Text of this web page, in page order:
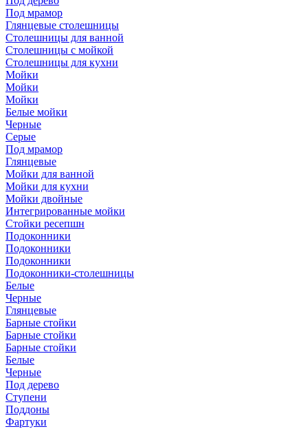
Под мрамор
Глянцевые столешницы
Столешницы для ванной
Столешницы с мойкой
Столешницы для кухни
Мойки
Мойки
Мойки
Белые мойки
Черные
Серые
Под мрамор
Глянцевые
Мойки для ванной
Мойки для кухни
Мойки двойные
Интегрированные мойки
Стойки ресепшн
Подоконники
Подоконники
Подоконники
Подоконники-столешницы
Белые
Черные
Глянцевые
Барные стойки
Барные стойки
Барные стойки
Белые
Черные
Под дерево
Ступени
Поддоны
Фартуки